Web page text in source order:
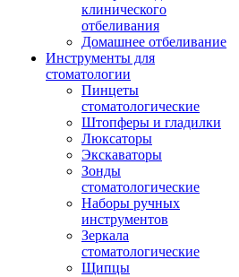
клинического
отбеливания
Домашнее отбеливание
Инструменты для
стоматологии
Пинцеты
стоматологические
Штопферы и гладилки
Люксаторы
Экскаваторы
Зонды
стоматологические
Наборы ручных
инструментов
Зеркала
стоматологические
Щипцы